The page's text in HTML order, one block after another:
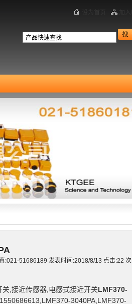
:021-51686189 发表时间:2018/8/13 点击:22 次
关,接近传感器,电感式接近开关LMF370-
3040PA,LMF370-